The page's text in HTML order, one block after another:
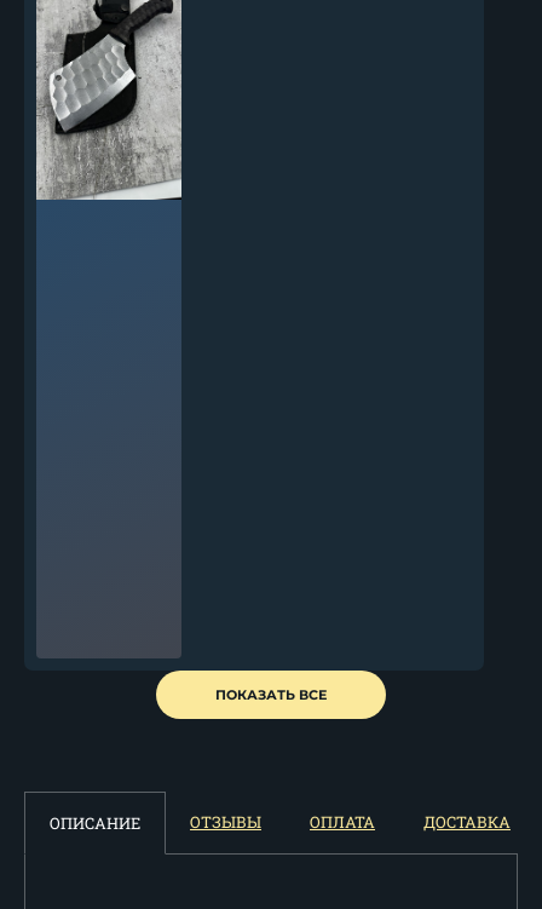
Тяпка 3 дамаск камень
никелирование...
Тяпка 3 95Х18 камень
рукоять береста
ПОКАЗАТЬ ВСЕ
ОПИСАНИЕ ОТЗЫВЫ ОПЛАТА ДОСТАВКА